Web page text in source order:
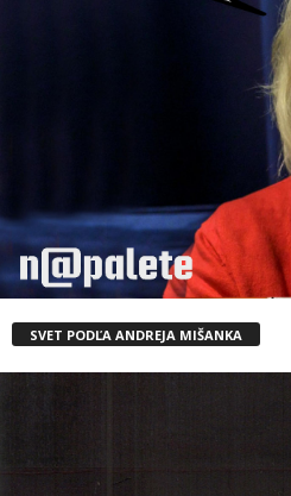
SVET PODĽA ANDREJA MIŠANKA